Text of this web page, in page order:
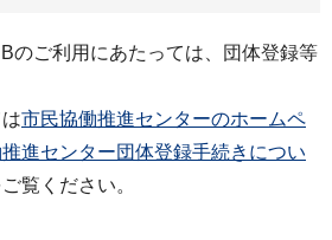
のご利用にあたっては、団体登録等
市民協働推進センターのホームペ
進センター団体登録手続きについ
覧ください。